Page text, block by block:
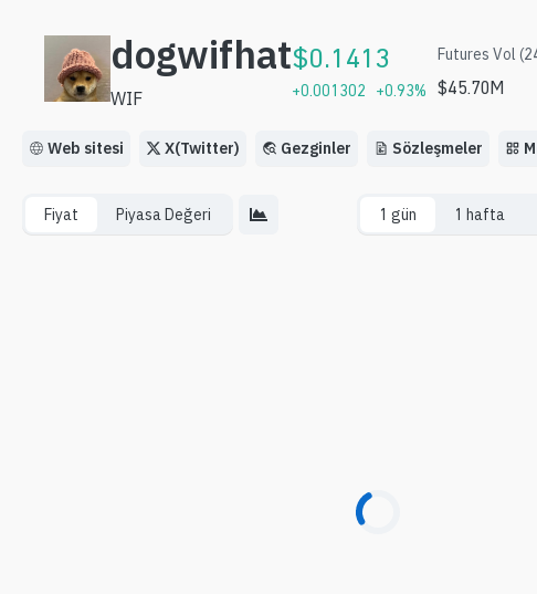
dogwifhat
WIF
$0.1413
+0.001302 +0.93%
Futures Vol
$45.70M
Web sitesi X(Twitter) Gezginler Sözleşmeler
Fiyat Piyasa Değeri 1 gün 1 hafta